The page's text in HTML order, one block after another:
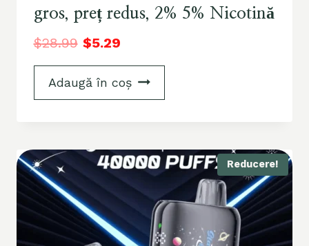
gros, preț redus, 2% 5% Nicotină
$28.99 $5.29
Adaugă în coș
Reducere!